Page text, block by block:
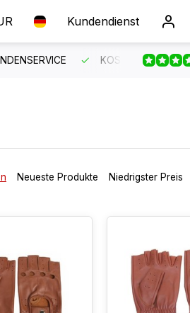
Kundendienst
KOSTENLOSER
Neueste Produkte Niedrigster Preis